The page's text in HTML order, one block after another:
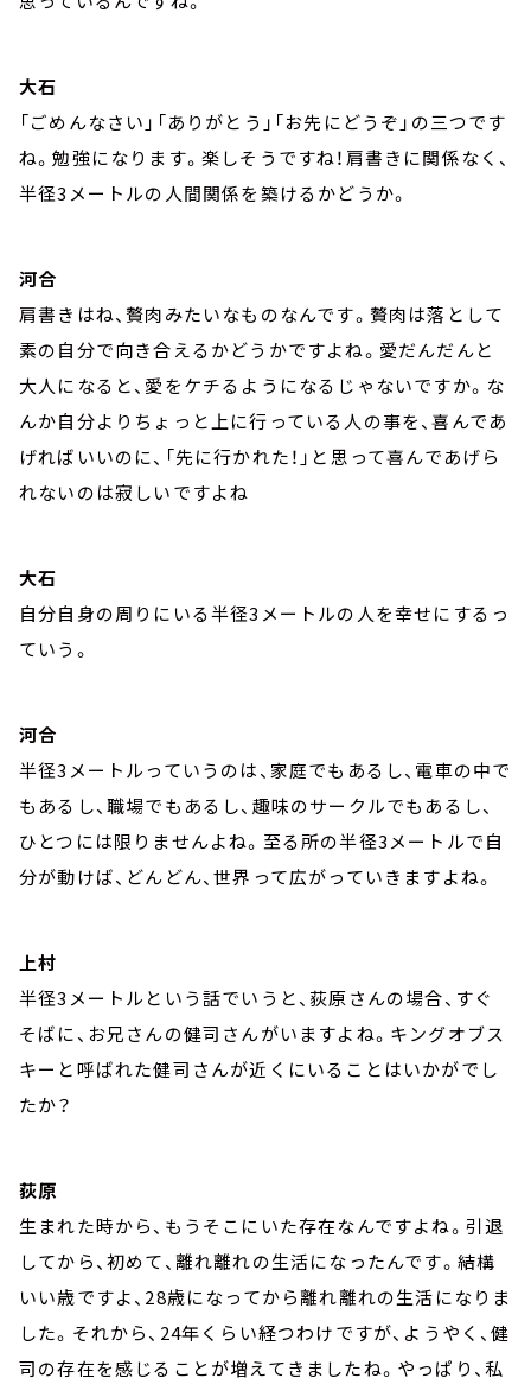
大石
「ごめんなさい」「ありがとう」「お先にどうぞ」の三つです
ね。勉強になります。楽しそうですね！肩書きに関係なく、
半径3メートルの人間関係を築けるかどうか。
河合
肩書きはね、贅肉みたいなものなんです。贅肉は落として
素の自分で向き合えるかどうかですよね。愛だんだんと
大人になると、愛をケチるようになるじゃないですか。な
んか自分よりちょっと上に行っている人の事を、喜んであ
げればいいのに、「先に行かれた！」と思って喜んであげら
れないのは寂しいですよね
大石
自分自身の周りにいる半径3メートルの人を幸せにするっ
ていう。
河合
半径3メートルっていうのは、家庭でもあるし、電車の中で
もあるし、職場でもあるし、趣味のサークルでもあるし、
ひとつには限りませんよね。至る所の半径3メートルで自
分が動けば、どんどん、世界って広がっていきますよね。
上村
半径3メートルという話でいうと、荻原さんの場合、すぐ
そばに、お兄さんの健司さんがいますよね。キングオブス
キーと呼ばれた健司さんが近くにいることはいかがでし
たか？
荻原
生まれた時から、もうそこにいた存在なんですよね。引退
してから、初めて、離れ離れの生活になったんです。結構
いい歳ですよ、28歳になってから離れ離れの生活になりま
した。それから、24年くらい経つわけですが、ようやく、健
司の存在を感じることが増えてきましたね。やっぱり、私